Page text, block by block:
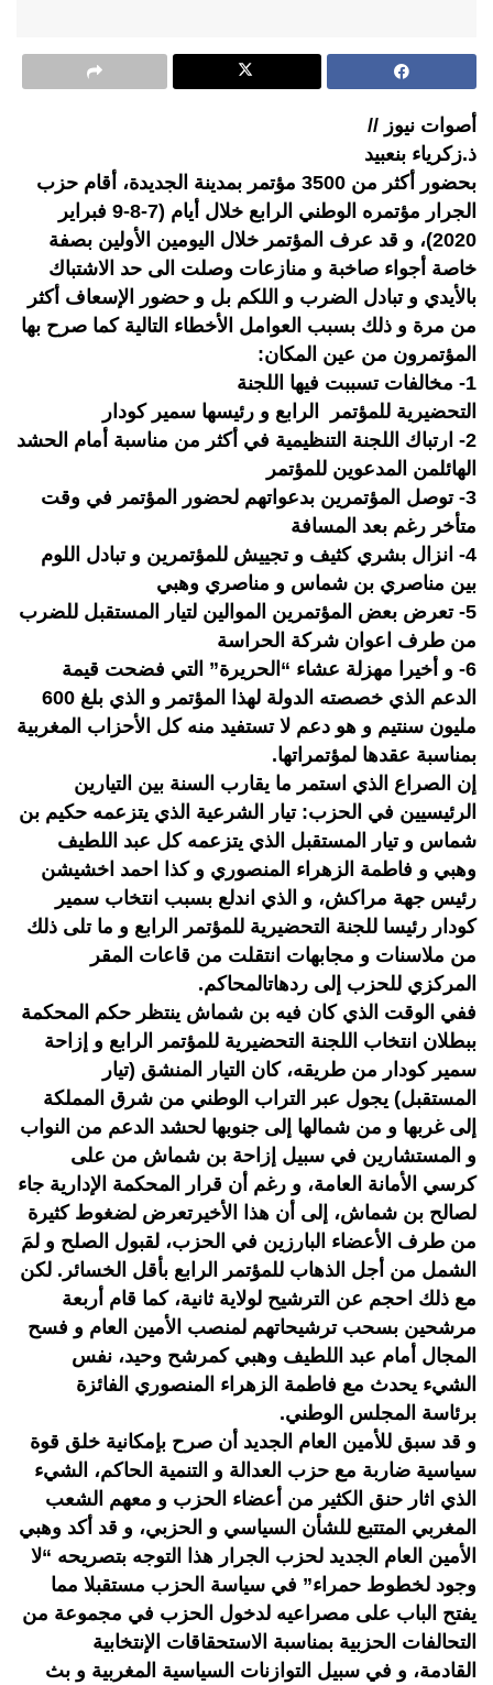
أصوات نيوز //
ذ.زكرياء بنعبيد
بحضور أكثر من 3500 مؤتمر بمدينة الجديدة، أقام حزب
الجرار مؤتمره الوطني الرابع خلال أيام (7-8-9 فبراير
2020)، و قد عرف المؤتمر خلال اليومين الأولين بصفة
خاصة أجواء صاخبة و منازعات وصلت الى حد الاشتباك
بالأيدي و تبادل الضرب و اللكم بل و حضور الإسعاف أكثر
من مرة و ذلك بسبب العوامل الأخطاء التالية كما صرح بها
المؤتمرون من عين المكان:
1- مخالفات تسببت فيها اللجنة
التحضيرية للمؤتمر الرابع و رئيسها سمير كودار
2- ارتباك اللجنة التنظيمية في أكثر من مناسبة أمام الحشد
الهائلمن المدعوين للمؤتمر
3- توصل المؤتمرين بدعواتهم لحضور المؤتمر في وقت
متأخر رغم بعد المسافة
4- انزال بشري كثيف و تجييش للمؤتمرين و تبادل اللوم
بين مناصري بن شماس و مناصري وهبي
5- تعرض بعض المؤتمرين الموالين لتيار المستقبل للضرب
من طرف اعوان شركة الحراسة
6- و أخيرا مهزلة عشاء “الحريرة” التي فضحت قيمة
الدعم الذي خصصته الدولة لهذا المؤتمر و الذي بلغ 600
مليون سنتيم و هو دعم لا تستفيد منه كل الأحزاب المغربية
بمناسبة عقدها لمؤتمراتها.
إن الصراع الذي استمر ما يقارب السنة بين التيارين
الرئيسيين في الحزب: تيار الشرعية الذي يتزعمه حكيم بن
شماس و تيار المستقبل الذي يتزعمه كل عبد اللطيف
وهبي و فاطمة الزهراء المنصوري و كذا احمد اخشيشن
رئيس جهة مراكش، و الذي اندلع بسبب انتخاب سمير
كودار رئيسا للجنة التحضيرية للمؤتمر الرابع و ما تلى ذلك
من ملاسنات و مجابهات انتقلت من قاعات المقر
المركزي للحزب إلى ردهاتالمحاكم.
ففي الوقت الذي كان فيه بن شماش ينتظر حكم المحكمة
ببطلان انتخاب اللجنة التحضيرية للمؤتمر الرابع و إزاحة
سمير كودار من طريقه، كان التيار المنشق (تيار
المستقبل) يجول عبر التراب الوطني من شرق المملكة
إلى غربها و من شمالها إلى جنوبها لحشد الدعم من النواب
و المستشارين في سبيل إزاحة بن شماش من على
كرسي الأمانة العامة، و رغم أن قرار المحكمة الإدارية جاء
لصالح بن شماش، إلى أن هذا الأخيرتعرض لضغوط كثيرة
من طرف الأعضاء البارزين في الحزب، لقبول الصلح و لمَ
الشمل من أجل الذهاب للمؤتمر الرابع بأقل الخسائر. لكن
مع ذلك احجم عن الترشيح لولاية ثانية، كما قام أربعة
مرشحين بسحب ترشيحاتهم لمنصب الأمين العام و فسح
المجال أمام عبد اللطيف وهبي كمرشح وحيد، نفس
الشيء يحدث مع فاطمة الزهراء المنصوري الفائزة
برئاسة المجلس الوطني.
و قد سبق للأمين العام الجديد أن صرح بإمكانية خلق قوة
سياسية ضاربة مع حزب العدالة و التنمية الحاكم، الشيء
الذي اثار حنق الكثير من أعضاء الحزب و معهم الشعب
المغربي المتتبع للشأن السياسي و الحزبي، و قد أكد وهبي
الأمين العام الجديد لحزب الجرار هذا التوجه بتصريحه “لا
وجود لخطوط حمراء” في سياسة الحزب مستقبلا مما
يفتح الباب على مصراعيه لدخول الحزب في مجموعة من
التحالفات الحزبية بمناسبة الاستحقاقات الإنتخابية
القادمة، و في سبيل التوازنات السياسية المغربية و بث